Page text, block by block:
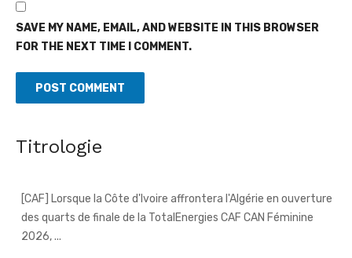
SAVE MY NAME, EMAIL, AND WEBSITE IN THIS BROWSER
FOR THE NEXT TIME I COMMENT.
Titrologie
[CAF] Lorsque la Côte d'Ivoire affrontera l'Algérie en ouverture
des quarts de finale de la TotalEnergies CAF CAN Féminine
Le Président angolais félicite la Côte d'Ivoire pour le